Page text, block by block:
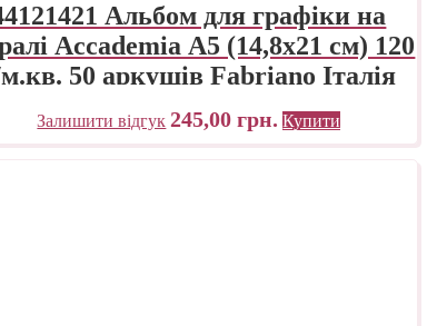
Альбом для графіки на
Accademia А5 (14,8х21 см) 120
50 аркушів Fabriano Італія
Залишити відгук 245,00грн. Купити